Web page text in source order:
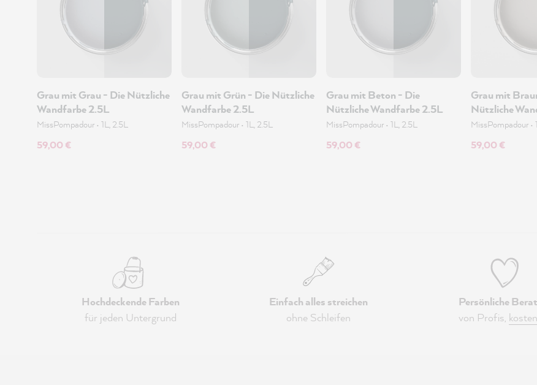
Grau mit Grau - Die Nützliche
Wandfarbe 2.5L
MissPompadour • 1L, 2.5L
59,00 €
Grau mit Grün - Die Nützliche
Wandfarbe 2.5L
MissPompadour • 1L, 2.5L
59,00 €
Grau mit Beton - Die
Nützliche Wandfarbe 2.5L
MissPompadour • 1L, 2.5L
59,00 €
Grau mit
Nützliche
MissPompadour •
59,00 €
Hochdeckende Farben
für jeden Untergrund
Einfach alles streichen
ohne Schleifen
Persönliche
von Profis,